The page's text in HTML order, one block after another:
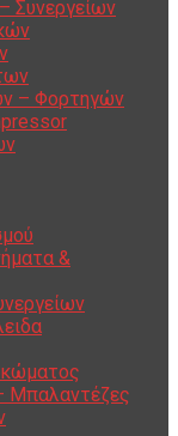
Συνεργείων
– Φορτηγών
&
Μπαλαντέζες